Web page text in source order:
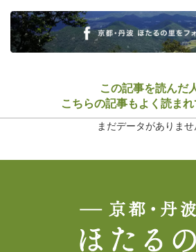
この記事を読んだ
こちらの記事もよく読まれ
まだデータがありませ